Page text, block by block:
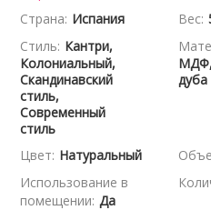
Страна: Испания Вес:
Стиль: Кантри,
Колониальный,
Скандинавский
стиль,
Современный
стиль
дуба
Цвет: Натуральный
Использование в
помещении: Да